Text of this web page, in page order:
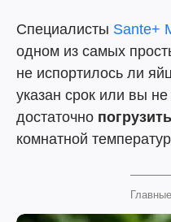
Специалисты Sante+
одном из самых
не испортилось ли
указан срок или вы
достаточно
комнатной